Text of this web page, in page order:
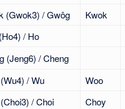
(Gwok3) / Gwôg
Kwok
/ Ho
(Jeng6) / Cheng
/ Wu
Woo
/ Choi
Choy